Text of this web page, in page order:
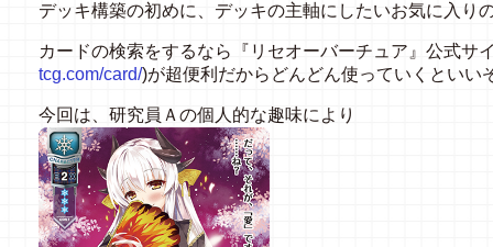
デッキ構築の初めに、デッキの主軸にしたいお気に入り
カードの検索をするなら『リセオーバーチュア』公式サ
tcg.com/card/)が超便利だからどんどん使っていくといい
今回は、研究員Ａの個人的な趣味により